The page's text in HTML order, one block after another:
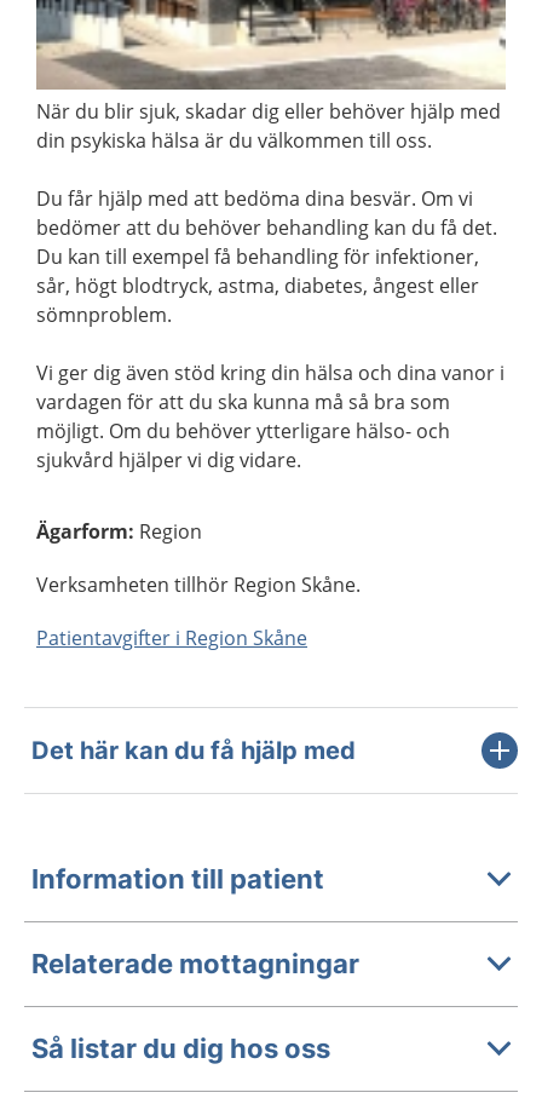
När du blir sjuk, skadar dig eller behöver hjälp med
din psykiska hälsa är du välkommen till oss.
Du får hjälp med att bedöma dina besvär. Om vi
bedömer att du behöver behandling kan du få det.
Du kan till exempel få behandling för infektioner,
sår, högt blodtryck, astma, diabetes, ångest eller
sömnproblem.
Vi ger dig även stöd kring din hälsa och dina vanor i
vardagen för att du ska kunna må så bra som
möjligt. Om du behöver ytterligare hälso- och
sjukvård hjälper vi dig vidare.
Ägarform: Region
Verksamheten tillhör Region Skåne.
Patientavgifter i Region Skåne
Det här kan du få hjälp med
Information till patient
Relaterade mottagningar
Så listar du dig hos oss